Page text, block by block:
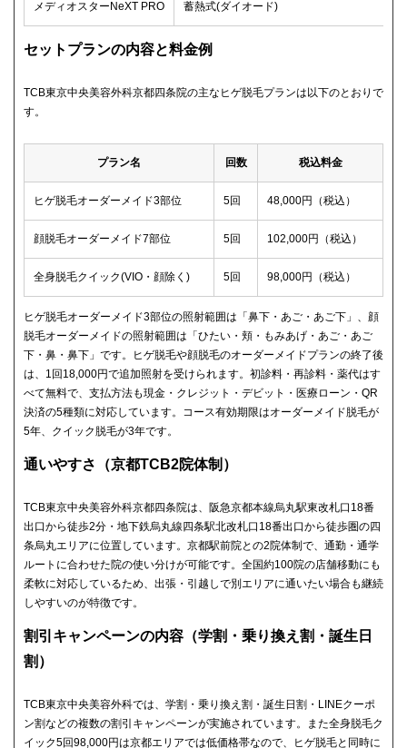
メディオスターNeXT PRO 蓄熱式(ダイオード)
セットプランの内容と料金例
TCB東京中央美容外科京都四条院の主なヒゲ脱毛プランは以下のとおりで
す。
プラン名 回数 税込料金
ヒゲ脱毛オーダーメイド3部位 5回 48,000円（税込）
顔脱毛オーダーメイド7部位 5回 102,000円（税込）
全身脱毛クイック(VIO・顔除く) 5回 98,000円（税込）
ヒゲ脱毛オーダーメイド3部位の照射範囲は「鼻下・あご・あご下」、顔
脱毛オーダーメイドの照射範囲は「ひたい・頬・もみあげ・あご・あご
下・鼻・鼻下」です。ヒゲ脱毛や顔脱毛のオーダーメイドプランの終了後
は、1回18,000円で追加照射を受けられます。初診料・再診料・薬代はす
べて無料で、支払方法も現金・クレジット・デビット・医療ローン・QR
決済の5種類に対応しています。コース有効期限はオーダーメイド脱毛が
5年、クイック脱毛が3年です。
通いやすさ（京都TCB2院体制）
TCB東京中央美容外科京都四条院は、阪急京都本線烏丸駅東改札口18番
出口から徒歩2分・地下鉄烏丸線四条駅北改札口18番出口から徒歩圏の四
条烏丸エリアに位置しています。京都駅前院との2院体制で、通勤・通学
ルートに合わせた院の使い分けが可能です。全国約100院の店舗移動にも
柔軟に対応しているため、出張・引越しで別エリアに通いたい場合も継続
しやすいのが特徴です。
割引キャンペーンの内容（学割・乗り換え割・誕生日
割）
TCB東京中央美容外科では、学割・乗り換え割・誕生日割・LINEクーポ
ン割などの複数の割引キャンペーンが実施されています。また全身脱毛ク
イック5回98,000円は京都エリアでは低価格帯なので、ヒゲ脱毛と同時に